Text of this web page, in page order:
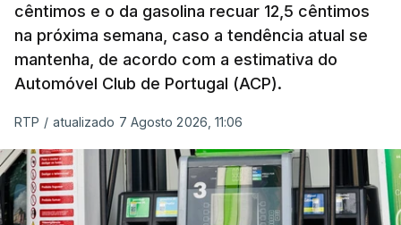
comercializados internacionalmente, subiu para
131,1 pontos em julho, face aos 130,3 de junho.
O aumento dos preços dos alimentos básicos
nas prateleiras nos meses seguintes, à medida
que os fornecedores repercutem os seus
custos nos consumidores.
cêntimos e o da gasolina recuar 12,5 cêntimos
na próxima semana, caso a tendência atual se
mantenha, de acordo com a estimativa do
Automóvel Club de Portugal (ACP).
RTP / atualizado 7 Agosto 2026, 11:06